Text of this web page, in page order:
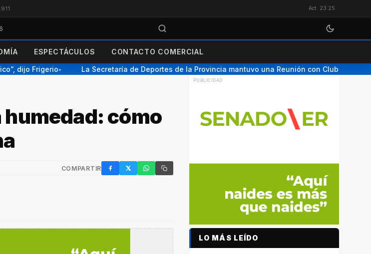
Act. 23:25
ESPECTÁCULOS CONTACTO COMERCIAL
dijo Frigerio● La Secretaría de Deportes de la Provincia mantuvo una Reunión con Clubes de
cómo
COMPARTIR
FacebookX / TwitterWhatsAppCopiar enlace
LO MÁS LEÍDO